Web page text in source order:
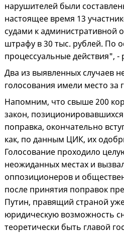
нарушителей были
настоящее время 13
судами к административной
штрафу в 30 тыс. рублей. По
процессуальные действия", -
Два из выявленных случаев
голосования имели место за
Напомним, что свыше 200
закон,
поправка, окончательно
как, по данным ЦИК, их
Голосование проходило
неожиданных местах и
оппозиционеров и
после принятия поправок
Путин, правящий страной
юридическую возможность
теоретически быть главой